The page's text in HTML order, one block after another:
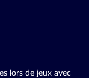
lors de jeux avec